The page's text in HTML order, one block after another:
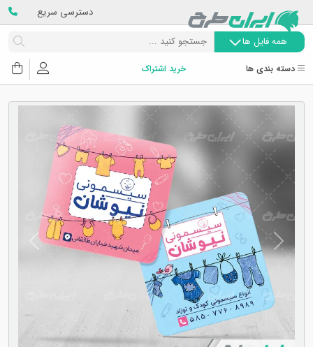
دسترسی سریع
همه فایل ها
دسته بندی ها خرید اشتراک
Previous
Next